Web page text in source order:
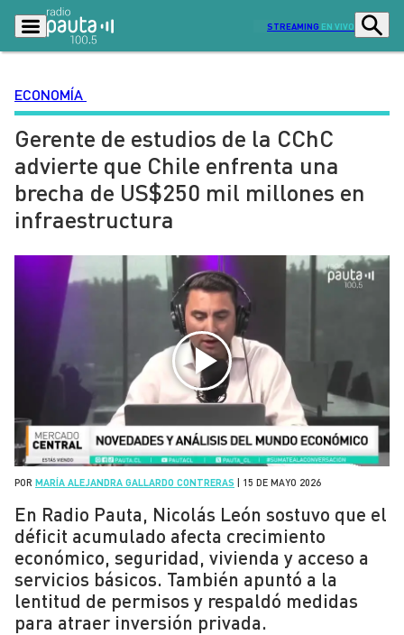
STREAMING EN VIVO
Podcasts Programas
Lo Último Actualidad
Ciudad Economía
Tendencias Deportes
Entretención y Cultura
Dato en Pauta
Contenido Patrocinado
ECONOMÍA
Gerente de estudios de la CChC
advierte que Chile enfrenta una
brecha de US$250 mil millones en
infraestructura
POR MARÍA ALEJANDRA GALLARDO CONTRERAS 15 DE MAYO 2026
En Radio Pauta, Nicolás León sostuvo que el
déficit acumulado afecta crecimiento
económico, seguridad, vivienda y acceso a
servicios básicos. También apuntó a la
lentitud de permisos y respaldó medidas
para atraer inversión privada.